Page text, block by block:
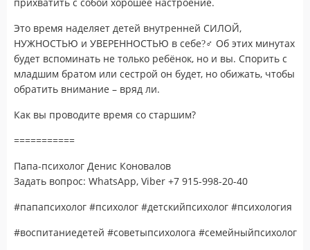
Это время наделяет детей внутренней СИЛОЙ,
НУЖНОСТЬЮ и УВЕРЕННОСТЬЮ в себе?‍♂ Об этих минутах
будет вспоминать не только ребёнок, но и вы. Спорить с
младшим братом или сестрой он будет, но обижать, чтобы
обратить внимание – вряд ли.
Как вы проводите время со старшим?
===========
Папа-психолог Денис Коновалов
Задать вопрос: WhatsApp, Viber +7 915-998-20-40
#папапсихолог #психолог #детскийпсихолог #психология
#воспитаниедетей #советыпсихолога #семейныйпсихолог